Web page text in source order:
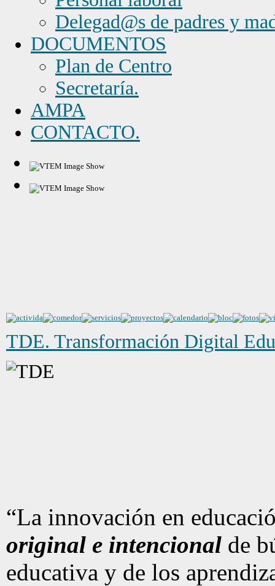
Delegad@s de padres y
DOCUMENTOS
Plan de Centro
Secretaría.
AMPA
CONTACTO.
TDE. Transformación Digital
“La innovación en
original e intencional de
educativa y de los